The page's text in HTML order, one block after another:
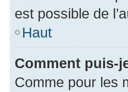
est possible de
Haut
Comment puis-
Comme pour les